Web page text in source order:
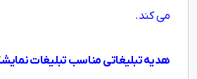
می کند.
هدیه تبلیغاتی مناسب تبلیغات